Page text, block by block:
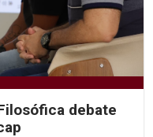
debate